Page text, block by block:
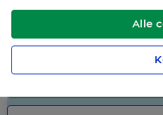
zorgverzekering. Ook als je
Hoe je dit eenvoudig
Alle